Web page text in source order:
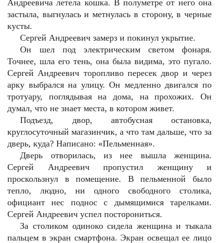
Андреевича летела кошка. В полуметре от него она
застыла, выгнулась и метнулась в сторону, в черные
кусты.
Сергей Андреевич замерз и покинул укрытие.
Он шел под электрическим светом фонаря.
Точнее, шла его тень, она была видима, это пугало.
Сергей Андреевич торопливо пересек двор и через
арку выбрался на улицу. Он медленно двигался по
тротуару, поглядывая на дома, на прохожих. Он
думал, что не знает места, в котором живет.
Подъезд, двор, автобусная остановка,
круглосуточный магазинчик, а что там дальше, что за
дверь, куда? Написано: «Пельменная».
Дверь отворилась, из нее вышла женщина.
Сергей Андреевич пропустил женщину и
проскользнул в помещение. В пельменной было
тепло, людно, ни одного свободного столика,
официант нес поднос с дымящимися тарелками.
Сергей Андреевич успел посторониться.
За столиком одиноко сидела женщина и тыкала
пальцем в экран смартфона. Экран освещал ее лицо